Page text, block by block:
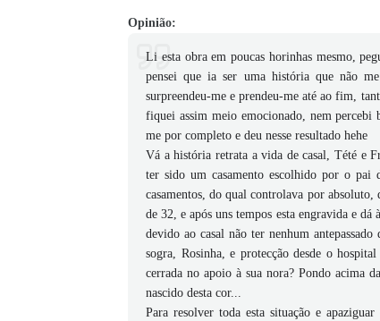
Opinião:
Li esta obra em poucas horinhas mesmo,
pensei que ia ser uma história que não
surpreendeu-me e prendeu-me até ao fim,
fiquei assim meio emocionado, nem percebi
me por completo e deu nesse resultado hehe
Vá a história retrata a vida de casal, Tété e
ter sido um casamento escolhido por o pai
casamentos, do qual controlava por absoluto,
de 32, e após uns tempos esta engravida e
devido ao casal não ter nenhum
sogra, Rosinha, e protecção desde o
cerrada no apoio à sua nora? Pondo acima
nascido desta cor...
Para resolver toda esta situação e